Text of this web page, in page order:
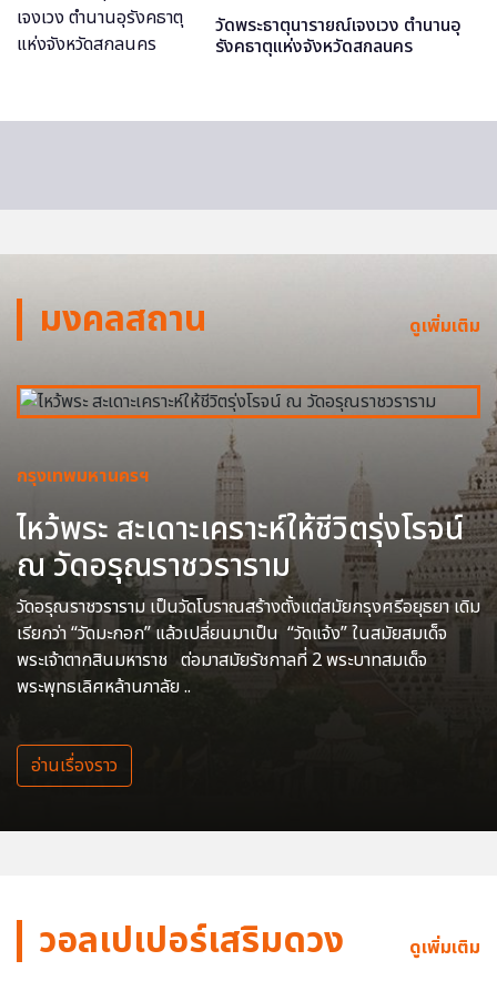
วัดพระธาตุนารายณ์เจงเวง ตำนานอุ
รังคธาตุแห่งจังหวัดสกลนคร
มงคลสถาน ดูเพิ่มเติม
กรุงเทพมหานครฯ
ไหว้พระ สะเดาะเคราะห์ให้ชีวิตรุ่งโรจน์
ณ วัดอรุณราชวราราม
วัดอรุณราชวราราม เป็นวัดโบราณสร้างตั้งแต่สมัยกรุงศรีอยุธยา เดิม
เรียกว่า “วัดมะกอก” แล้วเปลี่ยนมาเป็น “วัดแจ้ง” ในสมัยสมเด็จ
พระเจ้าตากสินมหาราช ต่อมาสมัยรัชกาลที่ 2 พระบาทสมเด็จ
พระพุทธเลิศหล้านภาลัย ..
อ่านเรื่องราว
วอลเปเปอร์เสริมดวง ดูเพิ่มเติม